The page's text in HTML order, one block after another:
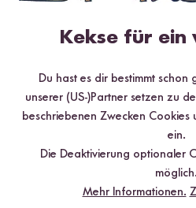
Süßkartoffel und Orangen-
Kekse für ein
Du hast es dir bestimmt
unserer (US-)Partner setzen zu
beschriebenen Zwecken
ein.
Die Deaktivierung optionaler
möglich.
Mehr Informationen.